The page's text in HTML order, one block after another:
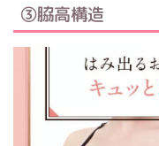
③脇高構造